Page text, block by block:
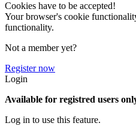
Cookies have to be accepted!
Your browser's cookie
functionality.
Not a member yet?
Register now
Login
Available for registred users
Log in to use this feature.